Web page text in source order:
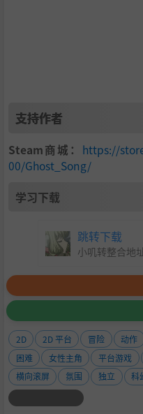
支持作者
Steam商城： https://
00/Ghost_Song/
学习下载
跳转下载
小叽转整合地
2D 2D 平台 冒险 动作
困难
女性主角 平台游戏
横向滚屏
氛围 独立 科